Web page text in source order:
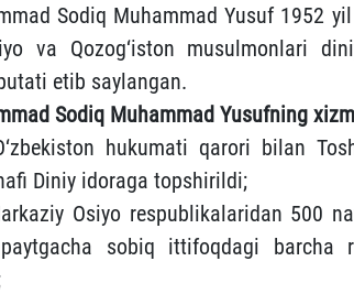
Sodiq Muhammad Yusuf 1952
va Qozog‘iston musulmonlari
etib saylangan.
Sodiq Muhammad Yusufning
hukumati qarori bilan
Diniy idoraga topshirildi;
Osiyo respublikalaridan 500
sobiq ittifoqdagi barcha